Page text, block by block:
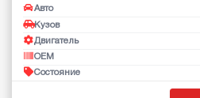
Авто
Кузов
Двигатель
OEM
Состояние